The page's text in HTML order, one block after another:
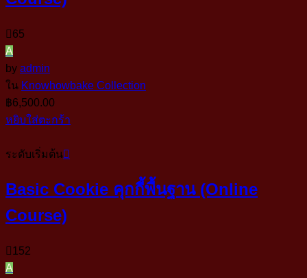
65
A
by admin
ใน Knowhowbake Collection
฿6,500.00
หยิบใส่ตะกร้า
ระดับเริ่มต้น
Basic Cookie คุกกี้พื้นฐาน (Online
Course)
152
A